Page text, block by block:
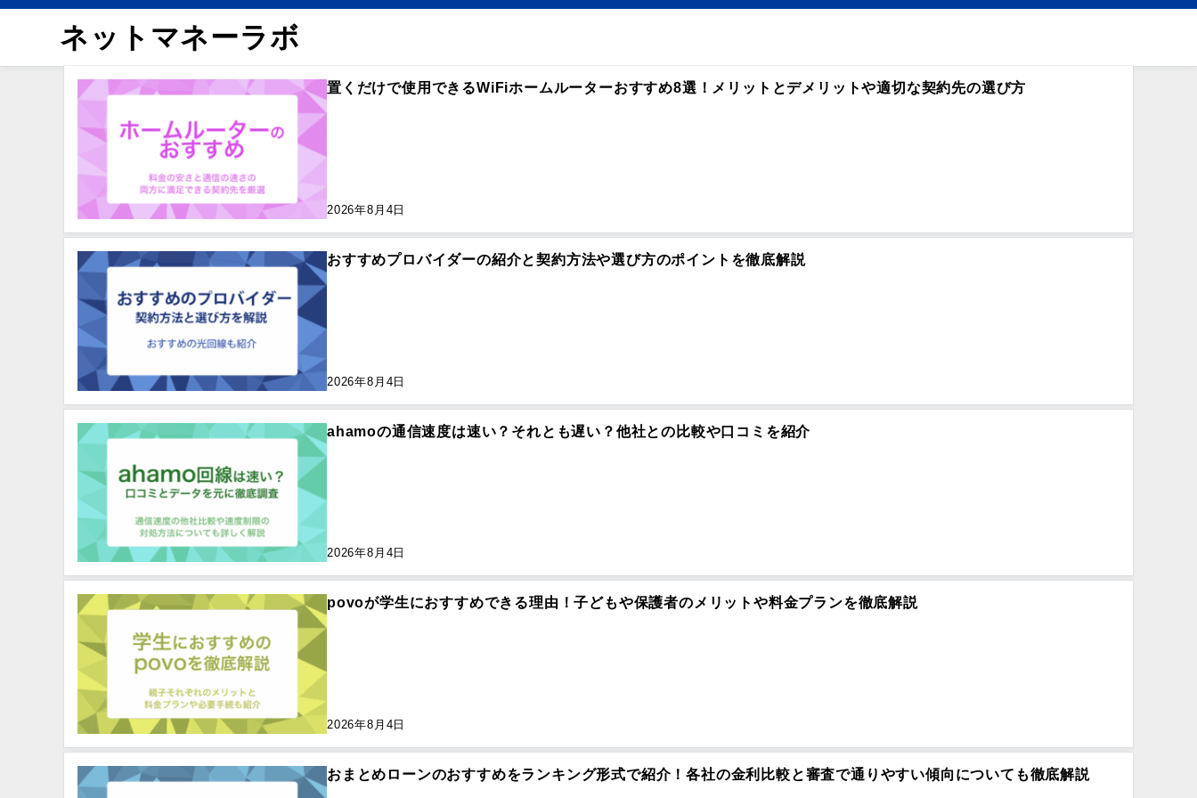
ネットマネーラボ
置くだけで使用できるWiFiホームルーターおすすめ8選！メリットとデメリットや適切な契約先の選び方
2026年8月4日
おすすめプロバイダーの紹介と契約方法や選び方のポイントを徹底解説
2026年8月4日
ahamoの通信速度は速い？それとも遅い？他社との比較や口コミを紹介
2026年8月4日
povoが学生におすすめできる理由！子どもや保護者のメリットや料金プランを徹底解説
2026年8月4日
おまとめローンのおすすめをランキング形式で紹介！各社の金利比較と審査で通りやすい傾向についても徹底解説